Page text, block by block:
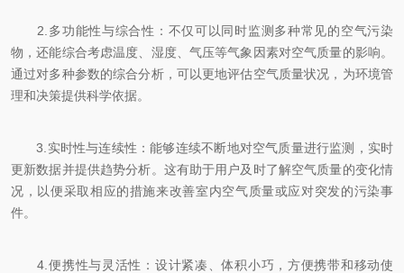
2.多功能性与综合性：不仅可以同时监测多种常见的空气污染
物，还能综合考虑温度、湿度、气压等气象因素对空气质量的影响。
通过对多种参数的综合分析，可以更地评估空气质量状况，为环境管
理和决策提供科学依据。
3.实时性与连续性：能够连续不断地对空气质量进行监测，实时
更新数据并提供趋势分析。这有助于用户及时了解空气质量的变化情
况，以便采取相应的措施来改善室内空气质量或应对突发的污染事
件。
4.便携性与灵活性：设计紧凑、体积小巧，方便携带和移动使